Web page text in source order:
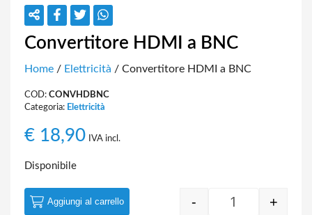
Convertitore HDMI a BNC
Home / Elettricità / Convertitore HDMI a BNC
COD: CONVHDBNC
Categoria: Elettricità
€ 18,90 IVA incl.
Disponibile
Convertitore
- +
Aggiungi al carrello